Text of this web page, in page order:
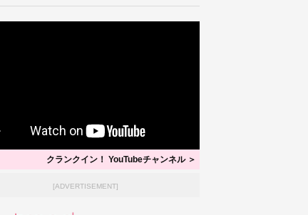
クランクイン！ YouTubeチャンネル ＞
[ADVERTISEMENT]